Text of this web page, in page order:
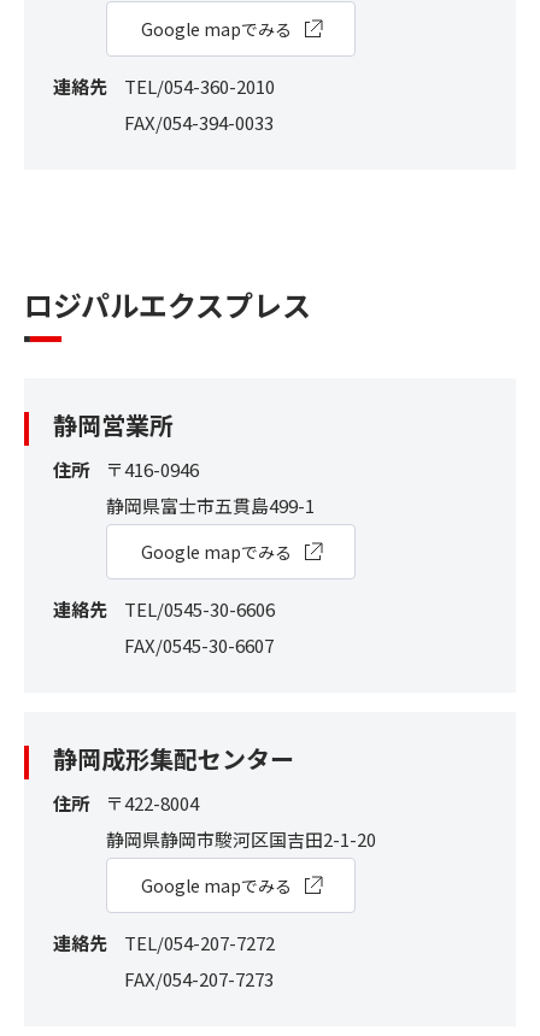
Google mapでみる
連絡先
TEL/054-360-2010
FAX/054-394-0033
ロジパルエクスプレス
静岡営業所
住所
〒416-0946
静岡県富士市五貫島499-1
Google mapでみる
連絡先
TEL/0545-30-6606
FAX/0545-30-6607
静岡成形集配センター
住所
〒422-8004
静岡県静岡市駿河区国吉田2-1-20
Google mapでみる
連絡先
TEL/054-207-7272
FAX/054-207-7273